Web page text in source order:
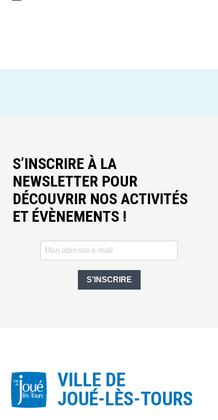
S’INSCRIRE À LA
NEWSLETTER POUR
DÉCOUVRIR NOS ACTIVITÉS
ET ÉVÈNEMENTS !
S'INSCRIRE
VILLE DE
JOUÉ-LÈS-TOURS